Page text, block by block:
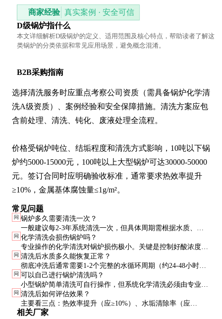
商家经验 真实案例 · 安全可信
D级锅炉指什么
本文详细解析D级锅炉的定义、适用范围及核心特点，帮助读者了解这
类锅炉的分类依据和常见应用场景，避免概念混淆。
B2B采购指南
选择清洗服务时应重点考察公司资质（需具备锅炉化学清
洗A级资质）、案例经验和安全保障措施。清洗方案应包
含前处理、清洗、钝化、废液处理全流程。
价格受锅炉吨位、结垢程度和清洗方式影响，10吨以下锅
炉约5000-15000元，100吨以上大型锅炉可达30000-50000
元。签订合同时应明确验收标准，通常要求热效率提升
≥10%，金属基体腐蚀量≤1g/m²。
常见问题
问 锅炉多久需要清洗一次？
一般建议每2-3年系统清洗一次，但具体周期需根据水质、运
行时间和效率下降情况确定。水质差、连续运行的锅炉可能需
要每年清洗。
问 化学清洗会损伤锅炉吗？
专业操作的化学清洗对锅炉损伤极小。关键是控制好酸浓度、
温度和清洗时间，并使用优质缓蚀剂（腐蚀速率应
≤1g/m²·h）。
问 清洗后水质多久能恢复正常？
彻底冲洗后通常需要1-2个完整的水循环周期（约24-48小时）
才能使水质完全达标。期间需频繁检测电导率和pH值。
问 可以自己进行锅炉清洗吗？
小型锅炉简单清洗可自行操作，但系统化学清洗必须由专业公
司实施。不当清洗可能导致严重腐蚀甚至锅炉报废，风险极
高。
问 清洗后如何评估效果？
主要看三点：热效率提升（应≥10%）、水垢清除率（应
≥95%）、金属基体状态（无过腐蚀）。可通过内窥镜检查和
相关厂家